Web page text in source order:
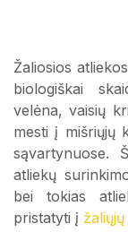
Žaliosios
biologiškai
velėna, vaisių
mesti į mišriųjų
sąvartynuose.
atliekų
bei tokias
pristatyti į